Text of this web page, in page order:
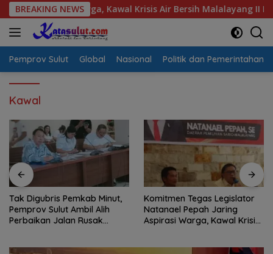
Langsung
ke
konten
BREAKING NEWS
Warga, Kawal Krisis Air Bersih Malalayang II Hingga
Pemprov Sulut Global Nasional Politik dan Pemerintahan
Kawal
Tak Digubris Pemkab Minut,
Pemprov Sulut Ambil Alih
Perbaikan Jalan Rusak
Komitmen Tegas Legislator
Natanael Pepah Jaring
Aspirasi Warga, Kawal Krisis